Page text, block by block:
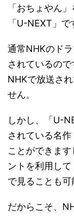
「おちょやん
「U-NEXT」で
通常NHKのド
されているの
NHKで放送さ
せん。
しかし、「U-
されている名
ことができま
ントを利用し
で見ることも可
だからこそ、